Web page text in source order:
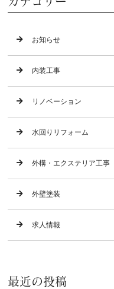
お知らせ
内装工事
リノベーション
水回りリフォーム
外構・エクステリア工事
外壁塗装
求人情報
最近の投稿